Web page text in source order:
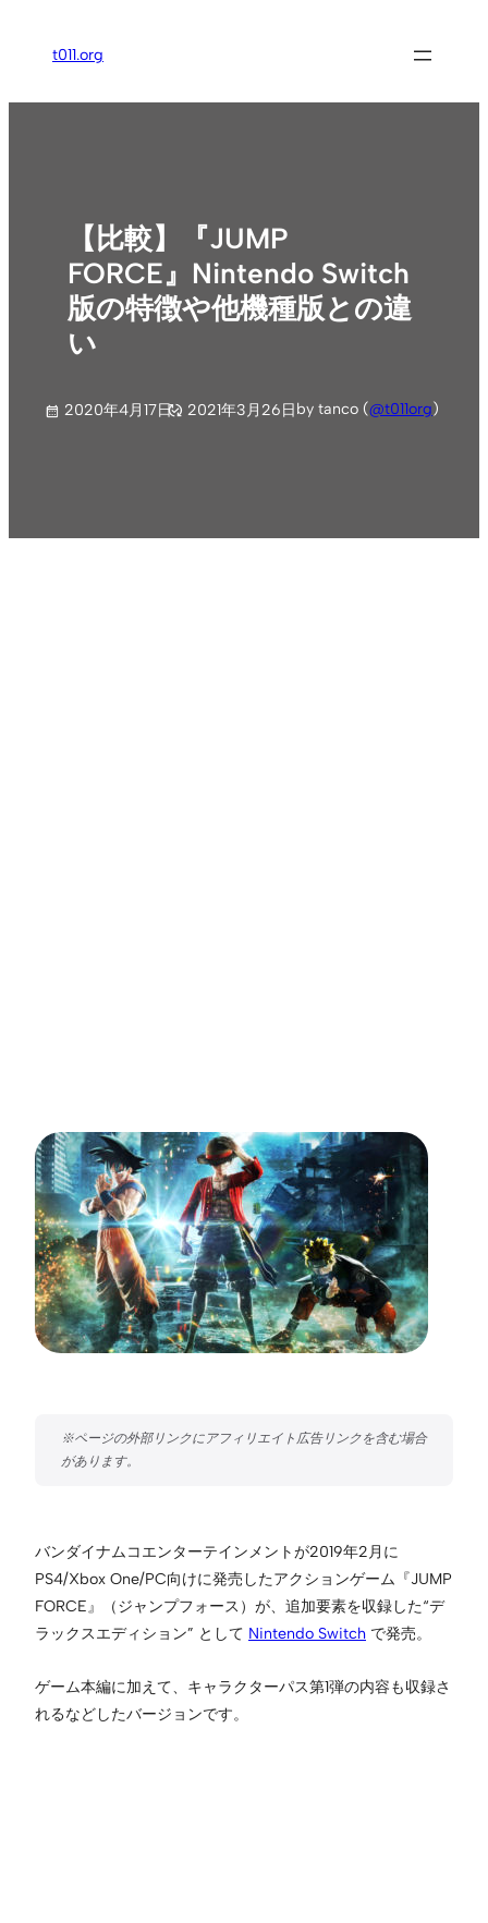
ス
t011.org
【比較】『JUMP
FORCE』Nintendo Switch
版の特徴や他機種版との違
い
2020年4月17日 2021年3月26日by tanco (@t011org)
バンダイナムコエンターテインメントが2019年2月に
PS4/Xbox One/PC向けに発売したアクションゲーム『JUMP
FORCE』（ジャンプフォース）が、追加要素を収録した“デ
ラックスエディション” として Nintendo Switch で発売。
ゲーム本編に加えて、キャラクターパス第1弾の内容も収録さ
れるなどしたバージョンです。